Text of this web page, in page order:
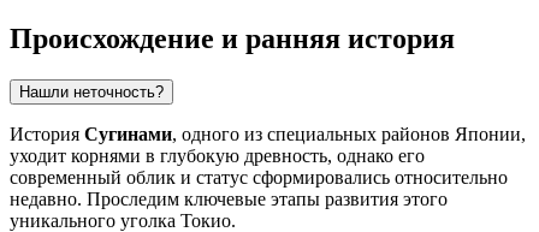
Происхождение и ранняя история
Нашли неточность?
История Сугинами, одного из специальных районов Японии,
уходит корнями в глубокую древность, однако его
современный облик и статус сформировались относительно
недавно. Проследим ключевые этапы развития этого
уникального уголка Токио.